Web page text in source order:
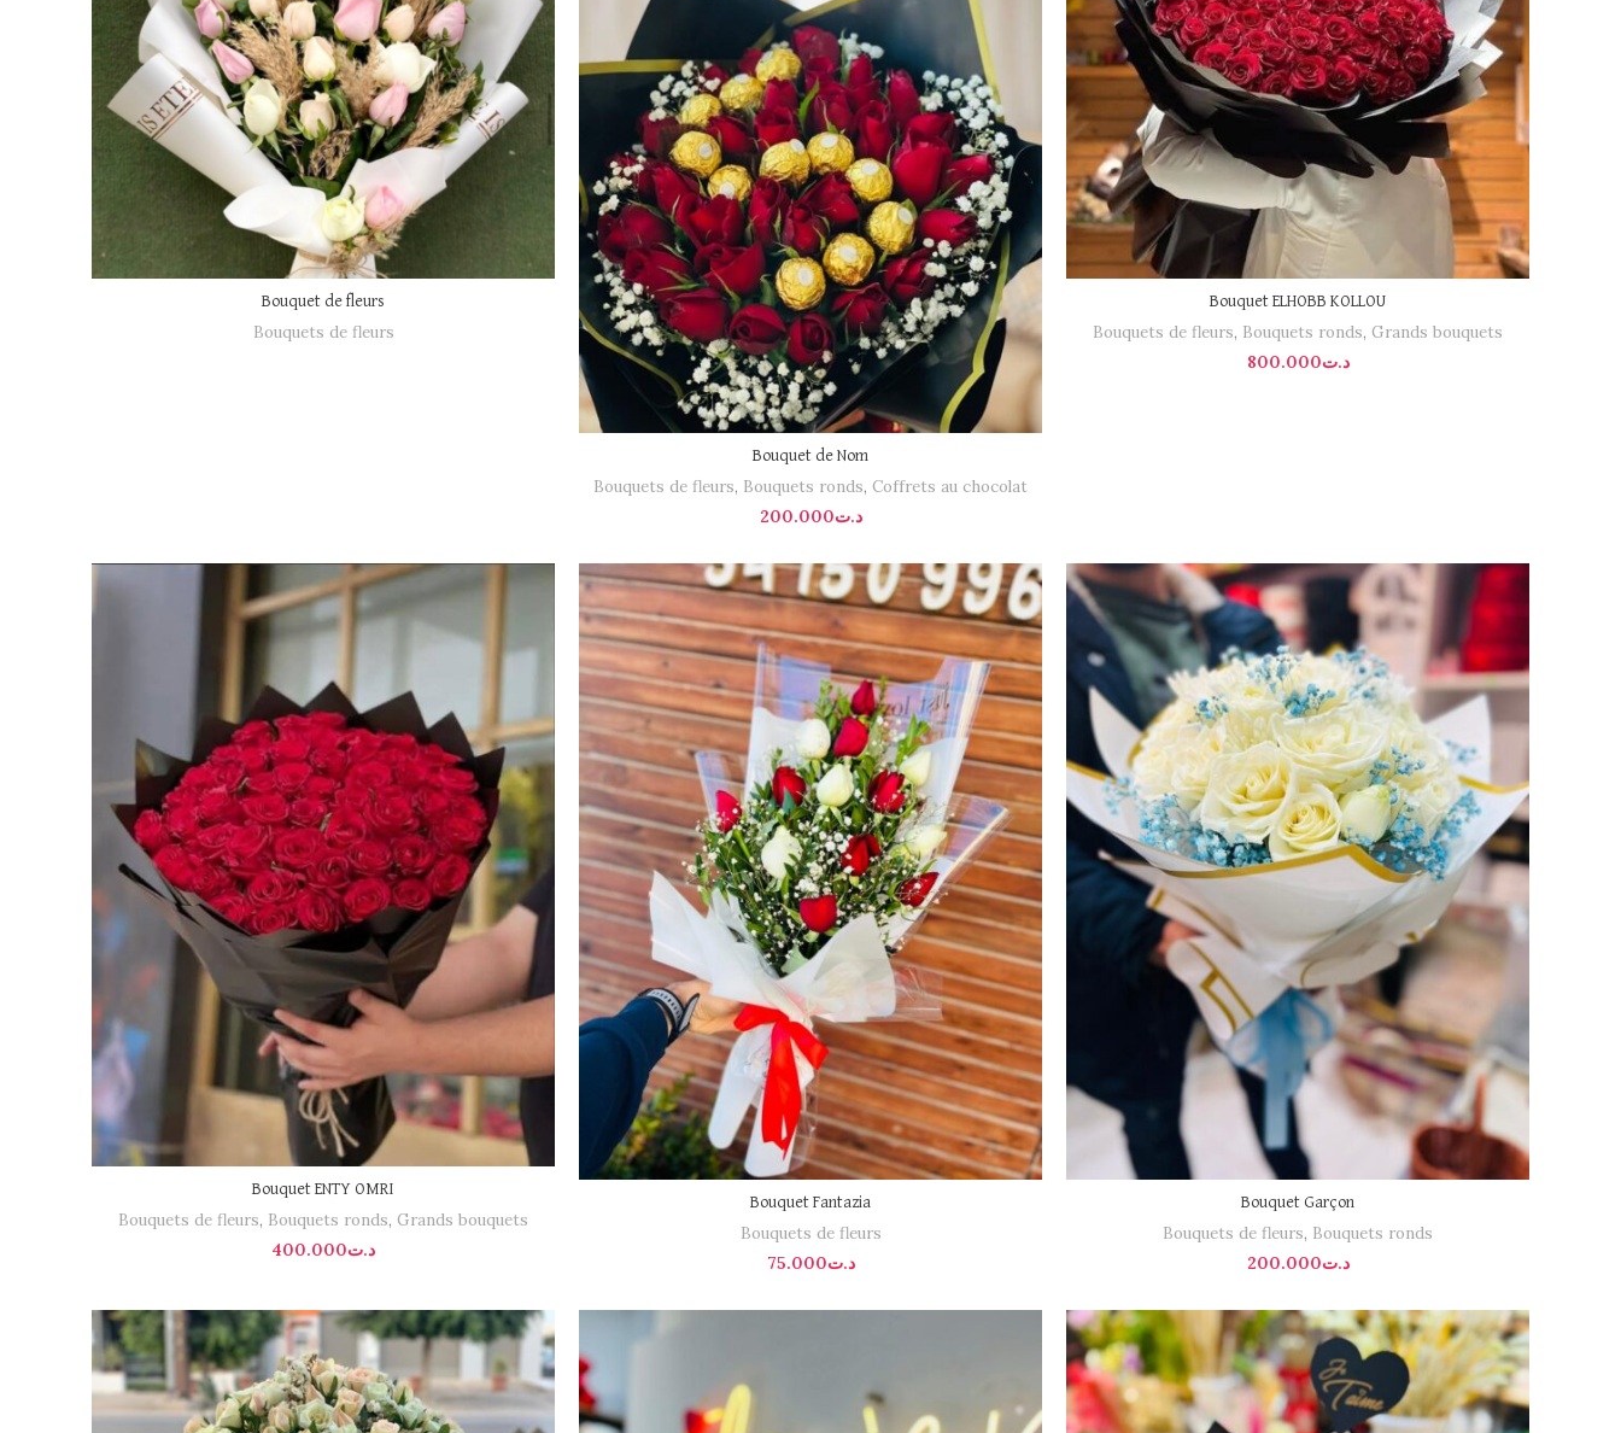
Bouquet de fleurs
Bouquets de fleurs
Bouquet de Nom
Bouquets de fleurs, Bouquets ronds, Coffrets au chocolat
د.ت200.000
Bouquet ELHOBB KOLLOU
Bouquets de fleurs, Bouquets ronds, Grands bouquets
د.ت800.000
Bouquet ENTY OMRI
Bouquets de fleurs, Bouquets ronds, Grands bouquets
د.ت400.000
Bouquet Fantazia
Bouquets de fleurs
د.ت75.000
Bouquet Garçon
Bouquets de fleurs, Bouquets ronds
د.ت200.000